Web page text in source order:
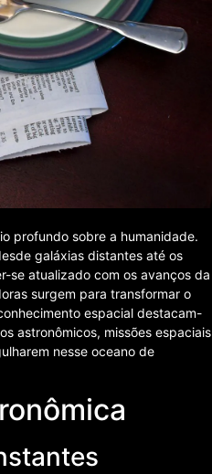
profundo sobre a humanidade.
galáxias distantes até os
se atualizado com os avanços da
surgem para transformar o
espacial destacam-
astronômicos, missões espaciais
nesse oceano de